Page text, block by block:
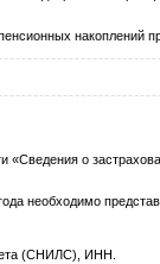
накоплений
«Сведения о
необходимо
(СНИЛС), ИНН.